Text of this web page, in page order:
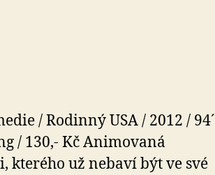
/ Rodinný USA / 2012 / 94´
/ 130,- Kč Animovaná
kterého už nebaví být ve své